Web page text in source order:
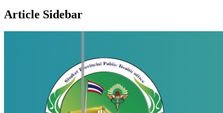
Article Sidebar